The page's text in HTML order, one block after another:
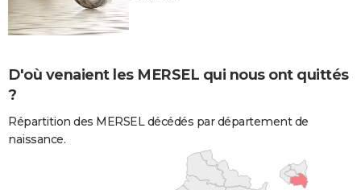
D'où venaient les MERSEL qui nous ont quittés
?
Répartition des MERSEL décédés par département de
naissance.